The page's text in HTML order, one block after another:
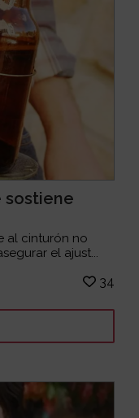
sostiene
al cinturón no
el ajust...
34